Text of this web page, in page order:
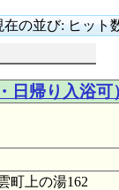
在の並び: ヒット
日帰り入浴可
町上の湯162